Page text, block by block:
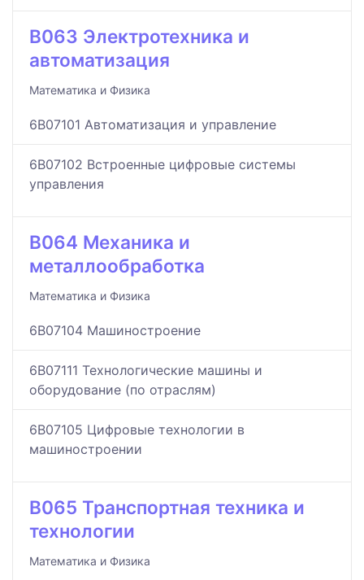
B063 Электротехника и
автоматизация
Математика и Физика
6B07101 Автоматизация и управление
6B07102 Встроенные цифровые системы
управления
B064 Механика и
металлообработка
Математика и Физика
6B07104 Машиностроение
6B07111 Технологические машины и
оборудование (по отраслям)
6B07105 Цифровые технологии в
машиностроении
B065 Транспортная техника и
технологии
Математика и Физика